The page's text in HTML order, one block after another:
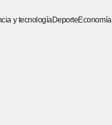
y tecnologíaDeporteEconomía